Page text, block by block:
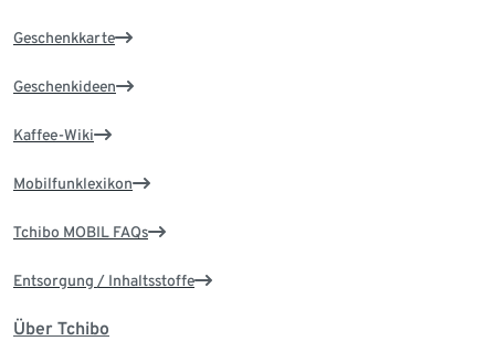
Geschenkkarte
Geschenkideen
Kaffee-Wiki
Mobilfunklexikon
Tchibo MOBIL FAQs
Entsorgung / Inhaltsstoffe
Über Tchibo